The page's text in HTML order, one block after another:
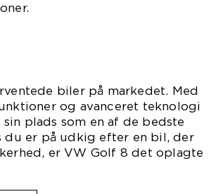
biler på markedet. Med
og avanceret teknologi
plads som en af de bedste
er på udkig efter en bil, der
er VW Golf 8 det oplagte